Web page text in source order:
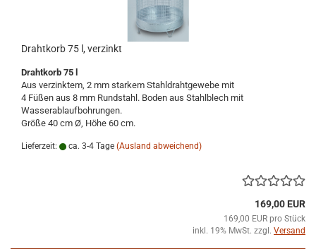
Drahtkorb 75 l, verzinkt
Drahtkorb 75 l
Aus verzinktem, 2 mm starkem Stahldrahtgewebe mit
4 Füßen aus 8 mm Rundstahl. Boden aus Stahlblech mit
Wasserablaufbohrungen.
Größe 40 cm Ø, Höhe 60 cm.
Lieferzeit: ca. 3-4 Tage (Ausland abweichend)
169,00 EUR
169,00 EUR pro Stück
inkl. 19% MwSt. zzgl. Versand